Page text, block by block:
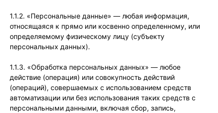
1.1.2. «Персональные данные» — любая информация,
относящаяся к прямо или косвенно определенному, или
определяемому физическому лицу (субъекту
персональных данных).
1.1.3. «Обработка персональных данных» — любое
действие (операция) или совокупность действий
(операций), совершаемых с использованием средств
автоматизации или без использования таких средств с
персональными данными, включая сбор, запись,